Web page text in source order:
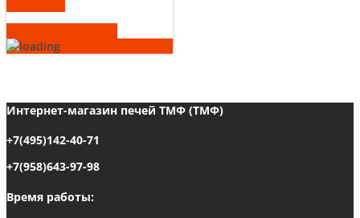
Интернет-магазин печей ТМФ (ТМФ)
+7(495)142-40-71
+7(958)643-97-98
Время работы: